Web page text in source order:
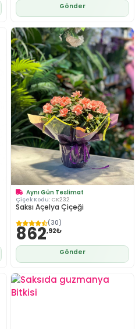
Gönder
Aynı Gün Teslimat
Çiçek Kodu: CK232
Saksı Açelya Çiçeği
(30)
862,92₺
Gönder